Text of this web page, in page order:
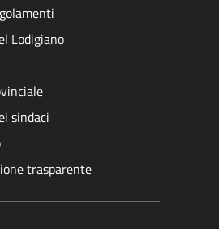
Lodigiano
sindaci
trasparente